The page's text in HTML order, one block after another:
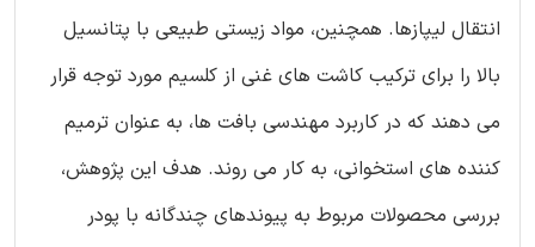
انتقال لیپازها. همچنین، مواد زیستی طبیعی با پتانسیل
بالا را برای ترکیب کاشت های غنی از کلسیم مورد توجه قرار
می دهند که در کاربرد مهندسی بافت ها، به عنوان ترمیم
کننده های استخوانی، به کار می روند. هدف این پژوهش،
بررسی محصولات مربوط به پیوندهای چندگانه با پودر